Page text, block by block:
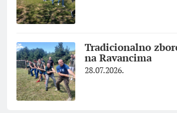
Tradicionalno
na Ravancima
28.07.2026.